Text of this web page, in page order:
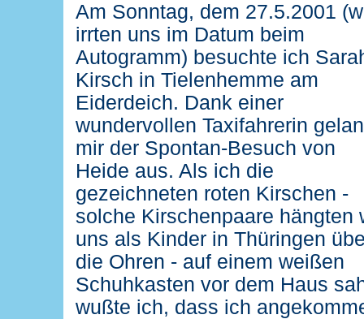
Am Sonntag, dem 27.5.2001
irrten uns im Datum beim
Autogramm) besuchte ich
Kirsch in Tielenhemme am
Eiderdeich. Dank einer
wundervollen Taxifahrerin
mir der Spontan-Besuch von
Heide aus. Als ich die
gezeichneten roten Kirschen -
solche Kirschenpaare hängten
uns als Kinder in Thüringen
die Ohren - auf einem weißen
Schuhkasten vor dem Haus
wußte ich, dass ich